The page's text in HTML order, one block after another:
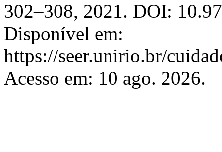
302–308, 2021. DOI:
Disponível em:
https://seer.unirio.br/
Acesso em: 10 ago. 2026.